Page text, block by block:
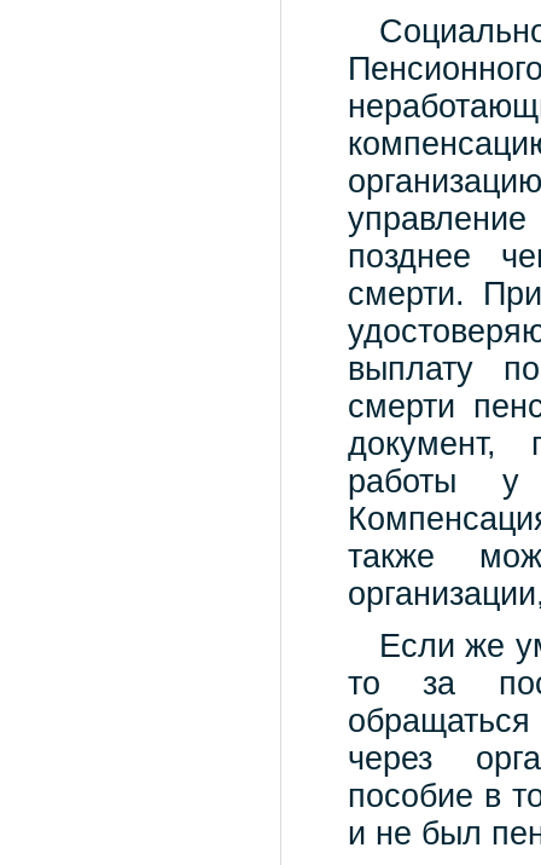
позднее
смерти.
выплату
смерти
документ,
работы у
также
Если же
то за
через
пособие в
и не был